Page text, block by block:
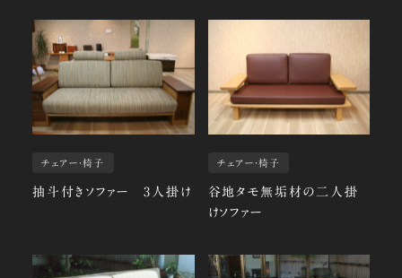
チェアー・椅子
抽斗付きソファー 3人掛け
チェアー・椅子
谷地タモ無垢材の二人掛
けソファー